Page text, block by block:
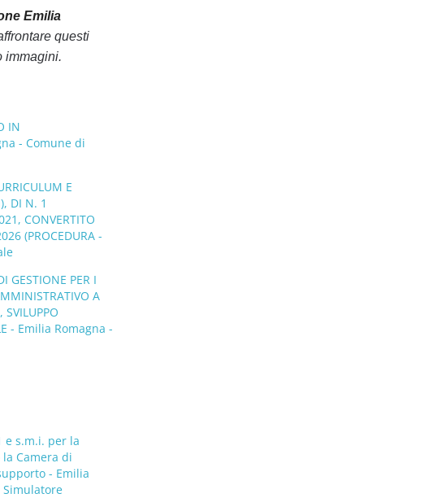
Emilia
questi
immagini.
IN
- Comune di
E
DI N. 1
CONVERTITO
(PROCEDURA -
GESTIONE PER I
A
SVILUPPO
- Emilia Romagna -
e s.m.i. per la
Camera di
- Emilia
Simulatore